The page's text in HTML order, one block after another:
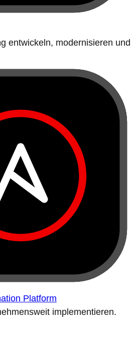
entwickeln, modernisieren und
Platform
implementieren.